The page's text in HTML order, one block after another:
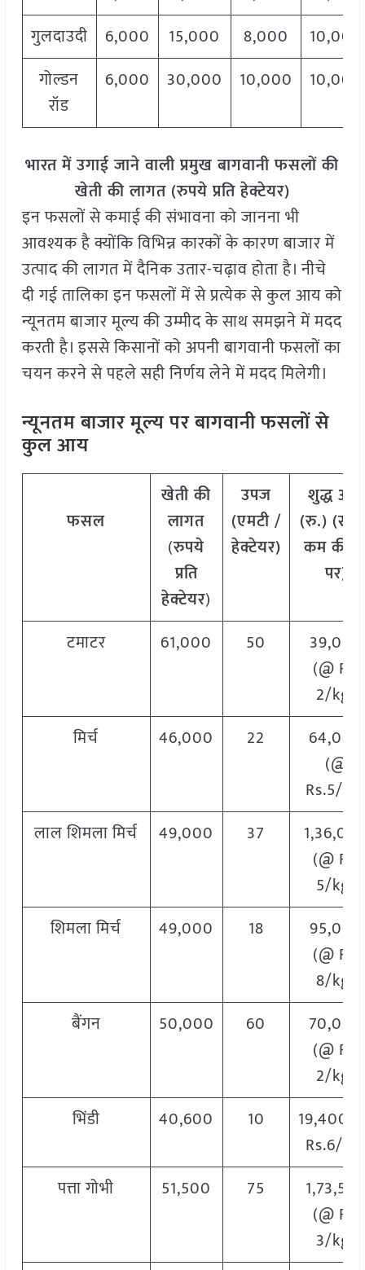
गुलदाउदी
6,000 15,000 8,000
10,000
गोल्डन
रॉड
6,000 30,000 10,000 10,000
भारत में उगाई जाने वाली प्रमुख बागवानी फसलों की
खेती की लागत (रुपये प्रति हेक्टेयर)
इन फसलों से कमाई की संभावना को जानना भी
आवश्यक है क्योंकि विभिन्न कारकों के कारण बाजार में
उत्पाद की लागत में दैनिक उतार-चढ़ाव होता है। नीचे
दी गई तालिका इन फसलों में से प्रत्येक से कुल आय को
न्यूनतम बाजार मूल्य की उम्मीद के साथ समझने में मदद
करती है। इससे किसानों को अपनी बागवानी फसलों का
चयन करने से पहले सही निर्णय लेने में मदद मिलेगी।
न्यूनतम बाजार मूल्य पर बागवानी फसलों से
कुल आय
फसल
खेती की
लागत
(रुपये
प्रति
हेक्टेयर)
उपज
(एमटी /
हेक्टेयर)
शुद्ध आय
(रु.)
कम
पर)
टमाटर 61,000 50
39,000
(@ Rs.
2/kg)
मिर्च
46,000 22
64,000
(@
Rs.5/
लाल शिमला मिर्च
49,000 37
(@ Rs.
5/kg)
शिमला मिर्च
49,000 18
95,000
(@ Rs.
8/kg)
बैंगन
50,000 60
70,000
(@ Rs.
2/kg)
भिंडी
40,600 10
19,400
Rs.6/
पत्ता गोभी
51,500 75
(@ Rs.
3/kg)